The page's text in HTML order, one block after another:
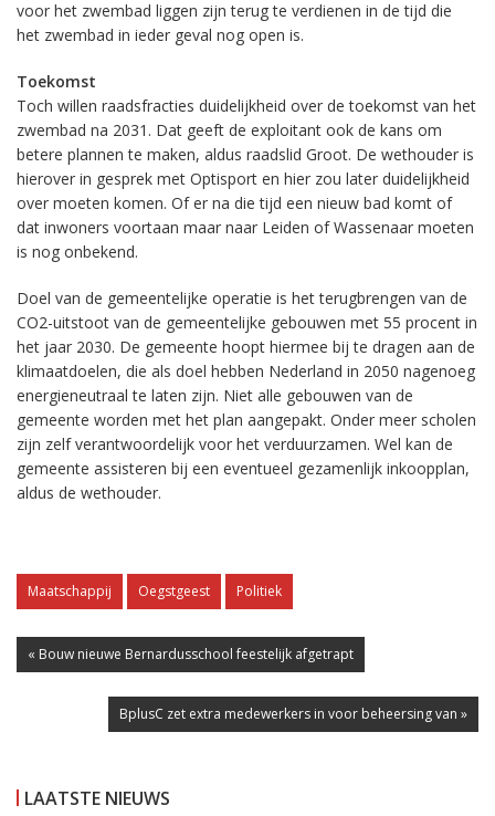
voor het zwembad liggen zijn terug te verdienen in de tijd die
het zwembad in ieder geval nog open is.
Toekomst
Toch willen raadsfracties duidelijkheid over de toekomst van het
zwembad na 2031. Dat geeft de exploitant ook de kans om
betere plannen te maken, aldus raadslid Groot. De wethouder is
hierover in gesprek met Optisport en hier zou later duidelijkheid
over moeten komen. Of er na die tijd een nieuw bad komt of
dat inwoners voortaan maar naar Leiden of Wassenaar moeten
is nog onbekend.
Doel van de gemeentelijke operatie is het terugbrengen van de
CO2-uitstoot van de gemeentelijke gebouwen met 55 procent in
het jaar 2030. De gemeente hoopt hiermee bij te dragen aan de
klimaatdoelen, die als doel hebben Nederland in 2050 nagenoeg
energieneutraal te laten zijn. Niet alle gebouwen van de
gemeente worden met het plan aangepakt. Onder meer scholen
zijn zelf verantwoordelijk voor het verduurzamen. Wel kan de
gemeente assisteren bij een eventueel gezamenlijk inkoopplan,
aldus de wethouder.
Maatschappij Oegstgeest Politiek
« Bouw nieuwe Bernardusschool feestelijk afgetrapt
BplusC zet extra medewerkers in voor beheersing van »
LAATSTE NIEUWS